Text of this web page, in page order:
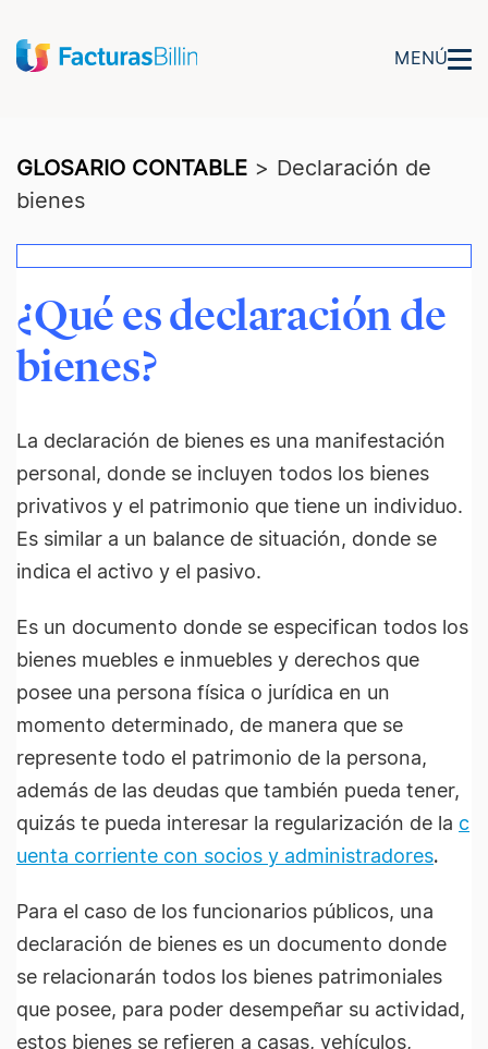
MENÚ
GLOSARIO CONTABLE > Declaración de
bienes
¿Qué es declaración de
bienes?
La declaración de bienes es una manifestación
personal, donde se incluyen todos los bienes
privativos y el patrimonio que tiene un individuo.
Es similar a un balance de situación, donde se
indica el activo y el pasivo.
Es un documento donde se especifican todos los
bienes muebles e inmuebles y derechos que
posee una persona física o jurídica en un
momento determinado, de manera que se
represente todo el patrimonio de la persona,
además de las deudas que también pueda tener,
quizás te pueda interesar la regularización de la c
uenta corriente con socios y administradores.
Para el caso de los funcionarios públicos, una
declaración de bienes es un documento donde
se relacionarán todos los bienes patrimoniales
que posee, para poder desempeñar su actividad,
estos bienes se refieren a casas, vehículos,